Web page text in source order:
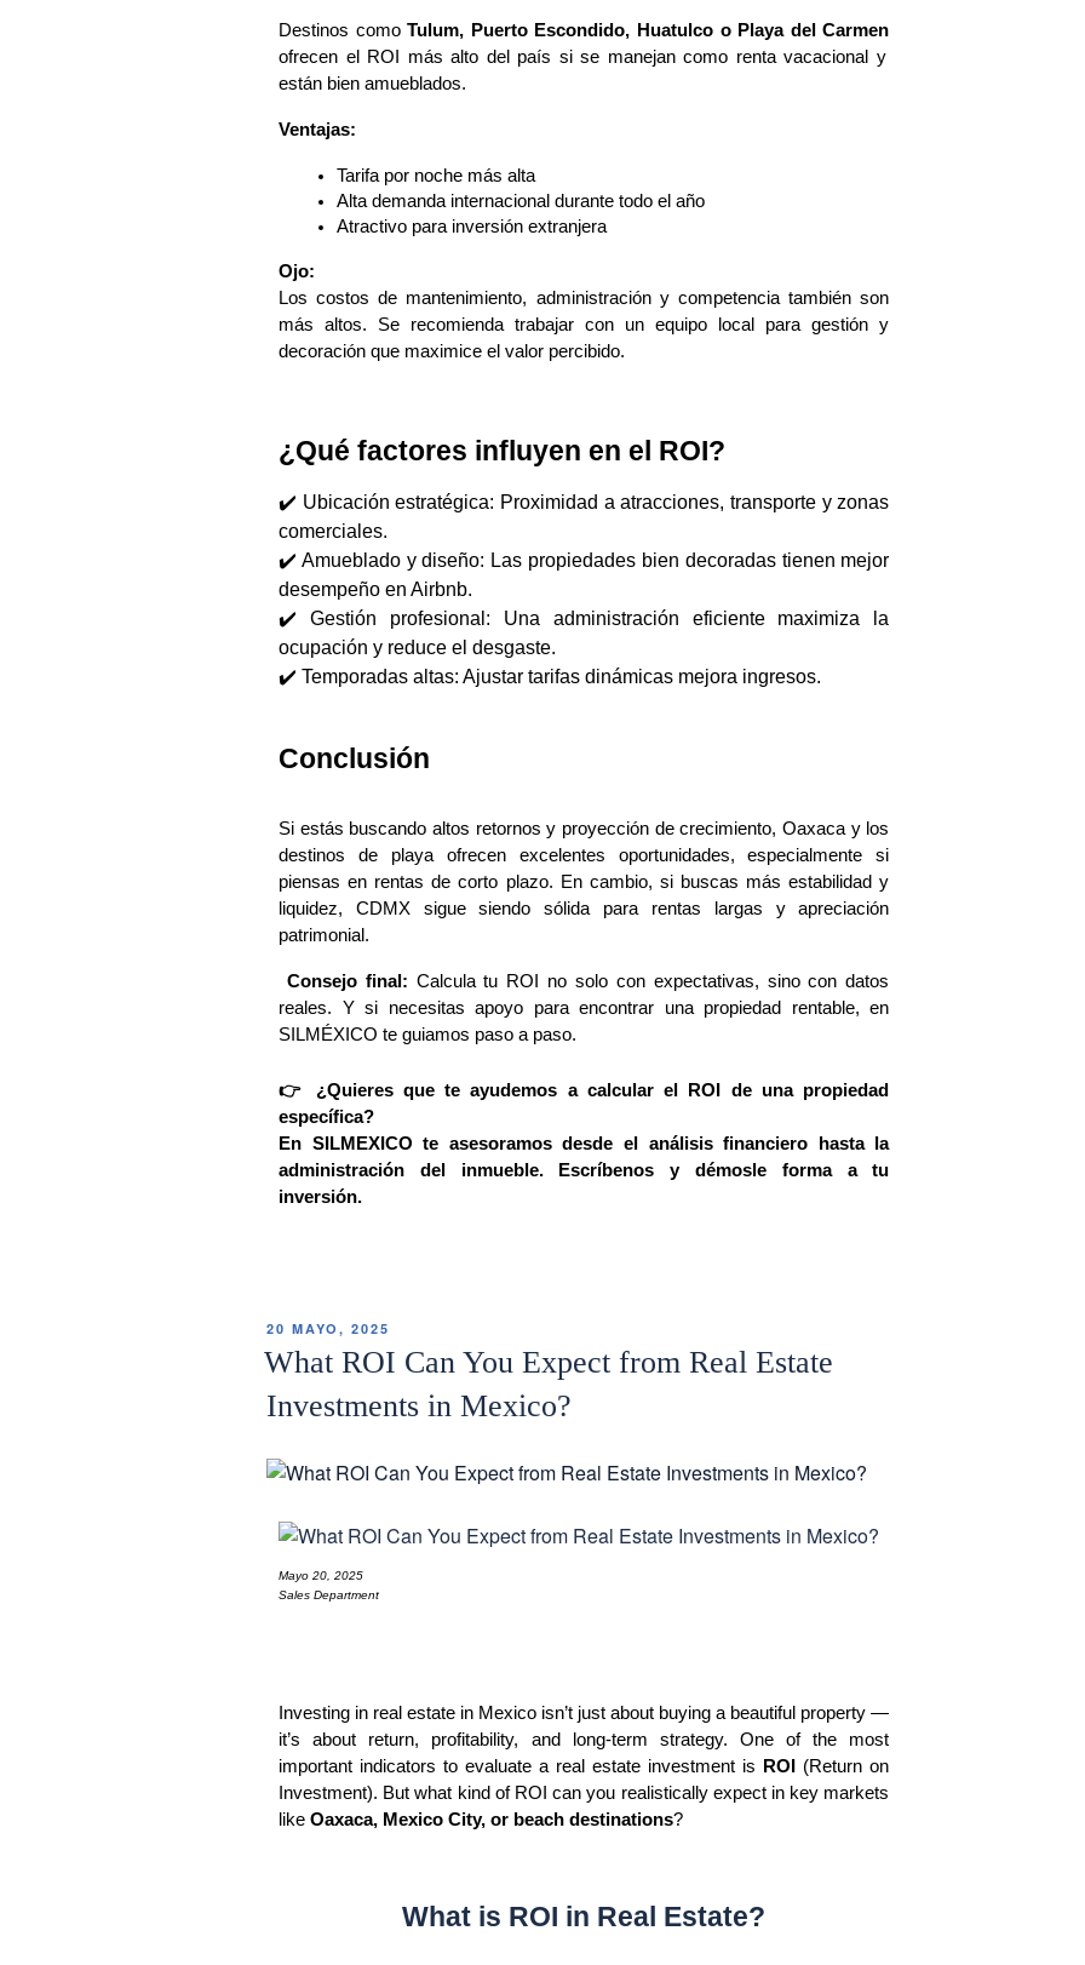
Destinos comoTulum, Puerto Escondido, Huatulco o Playa del Carmen
ofrecen el ROI más alto del país si se manejan como renta vacacional y
están bien amueblados.
Ventajas:
Tarifa por noche más alta
Alta demanda internacional durante todo el año
Atractivo para inversión extranjera
Ojo:
Los costos de mantenimiento, administración y competencia también son
más altos. Se recomienda trabajar con un equipo local para gestión y
decoración que maximice el valor percibido.
¿Qué factores influyen en el ROI?
✔️ Ubicación estratégica: Proximidad a atracciones, transporte y zonas
comerciales.
✔️ Amueblado y diseño: Las propiedades bien decoradas tienen mejor
desempeño en Airbnb.
✔️ Gestión profesional: Una administración eficiente maximiza la
ocupación y reduce el desgaste.
✔️ Temporadas altas: Ajustar tarifas dinámicas mejora ingresos.
Conclusión
Si estás buscando altos retornos y proyección de crecimiento, Oaxaca y los
destinos de playa ofrecen excelentes oportunidades, especialmente si
piensas en rentas de corto plazo. En cambio, si buscas más estabilidad y
liquidez, CDMX sigue siendo sólida para rentas largas y apreciación
patrimonial.
Consejo final: Calcula tu ROI no solo con expectativas, sino con datos
reales. Y si necesitas apoyo para encontrar una propiedad rentable, en
SILMÉXICO te guiamos paso a paso.
👉 ¿Quieres que te ayudemos a calcular el ROI de una propiedad
específica?
En SILMEXICO te asesoramos desde el análisis financiero hasta la
administración del inmueble. Escríbenos y démosle forma a tu
inversión.
20 MAYO, 2025
What ROI Can You Expect from Real Estate
Investments in Mexico?
Mayo 20, 2025
Sales Department
Investing in real estate in Mexico isn’t just about buying a beautiful property —
it’s about return, profitability, and long-term strategy. One of the most
important indicators to evaluate a real estate investment is
ROI
(Return on
Investment). But what kind of ROI can you realistically expect in key markets
like Oaxaca, Mexico City, or beach destinations?
What is ROI in Real Estate?